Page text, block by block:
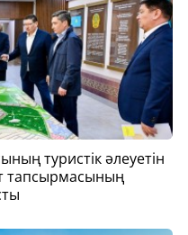
туристік әлеуетін
тапсырмасының